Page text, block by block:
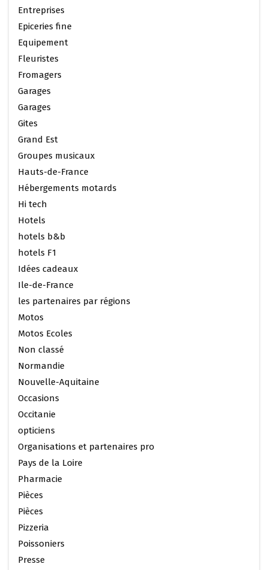
Entreprises
Epiceries fine
Equipement
Fleuristes
Fromagers
Garages
Garages
Gites
Grand Est
Groupes musicaux
Hauts-de-France
Hébergements motards
Hi tech
Hotels
hotels b&b
hotels F1
Idées cadeaux
Ile-de-France
les partenaires par régions
Motos
Motos Ecoles
Non classé
Normandie
Nouvelle-Aquitaine
Occasions
Occitanie
opticiens
Organisations et partenaires pro
Pays de la Loire
Pharmacie
Pièces
Pièces
Pizzeria
Poissoniers
Presse